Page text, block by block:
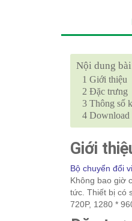
Nội dung
1 Giới thiệu
2 Đặc trưng
3 Thông số
4 Download
Giới
Bộ chuyển đổi
Không bao giờ
tức. Thiết bị có
720P, 1280 *